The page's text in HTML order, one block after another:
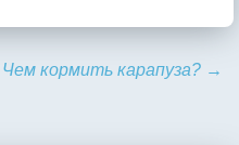
Чем кормить карапуза? →